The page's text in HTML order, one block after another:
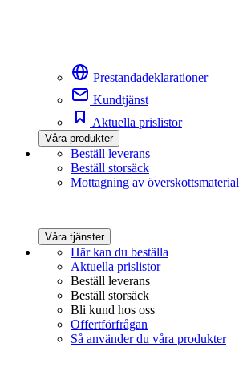
Prestandadeklarationer
Kundtjänst
Aktuella prislistor
Våra produkter
Beställ leverans
Beställ storsäck
Mottagning av överskottsmaterial
Våra tjänster
Här kan du beställa
Aktuella prislistor
Beställ leverans
Beställ storsäck
Bli kund hos oss
Offertförfrågan
Så använder du våra produkter